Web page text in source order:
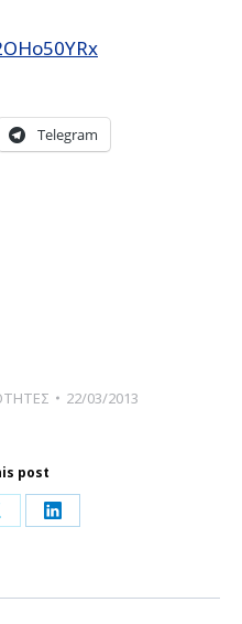
Telegram
22/03/2013
post
Share